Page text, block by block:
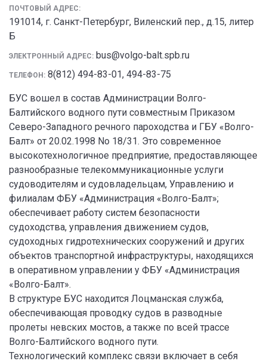
ПОЧТОВЫЙ АДРЕС:
191014, г. Санкт-Петербург, Виленский пер., д.15, литер
Б
ЭЛЕКТРОННЫЙ АДРЕС: bus@volgo-balt.spb.ru
ТЕЛЕФОН: 8(812) 494-83-01, 494-83-75
БУС вошел в состав Администрации Волго-
Балтийского водного пути совместным Приказом
Северо-Западного речного пароходства и ГБУ «Волго-
Балт» от 20.02.1998 No 18/31. Это современное
высокотехнологичное предприятие, предоставляющее
разнообразные телекоммуникационные услуги
судоводителям и судовладельцам, Управлению и
филиалам ФБУ «Администрация «Волго-Балт»;
обеспечивает работу систем безопасности
судоходства, управления движением судов,
судоходных гидротехнических сооружений и других
объектов транспортной инфраструктуры, находящихся
в оперативном управлении у ФБУ «Администрация
«Волго-Балт».
В структуре БУС находится Лоцманская служба,
обеспечивающая проводку судов в разводные
пролеты невских мостов, а также по всей трассе
Волго-Балтийского водного пути.
Технологический комплекс связи включает в себя